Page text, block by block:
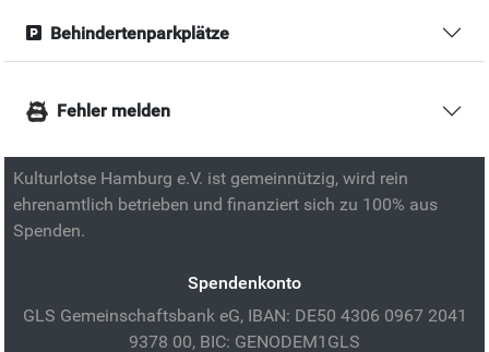
Behindertenparkplätze
Fehler melden
Kulturlotse Hamburg e.V. ist gemeinnützig, wird rein
ehrenamtlich betrieben und finanziert sich zu 100% aus
Spenden.
Spendenkonto
GLS Gemeinschaftsbank eG, IBAN: DE50 4306 0967 2041
9378 00, BIC: GENODEM1GLS